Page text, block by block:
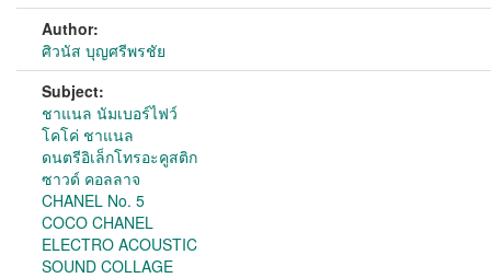
Author:
ศิวนัส บุญศรีพรชัย
Subject:
ชาแนล นัมเบอร์ไฟว์
โคโค่ ชาแนล
ดนตรีอิเล็กโทรอะคูสติก
ซาวด์ คอลลาจ
CHANEL No. 5
COCO CHANEL
ELECTRO ACOUSTIC
SOUND COLLAGE